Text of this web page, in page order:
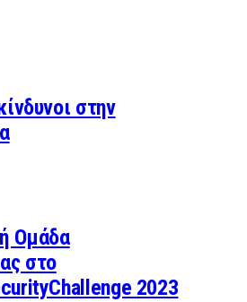
στην
Ομάδα
στο
2023